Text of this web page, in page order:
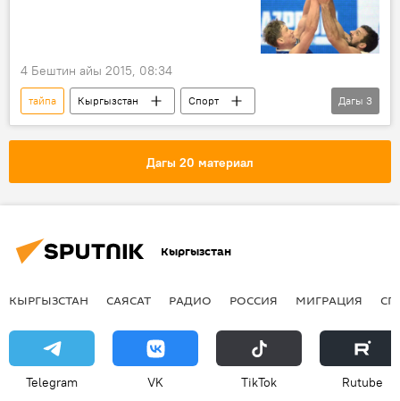
4 Бештин айы 2015, 08:34
тайпа Кыргызстан
Спорт
Жаңылыктар
баскетбол
Дагы 3
Дагы 20 материал
Кыргызстан
КЫРГЫЗСТАН САЯСАТ РАДИО РОССИЯ МИГРАЦИЯ
Telegram VK ТikТоk Rutube